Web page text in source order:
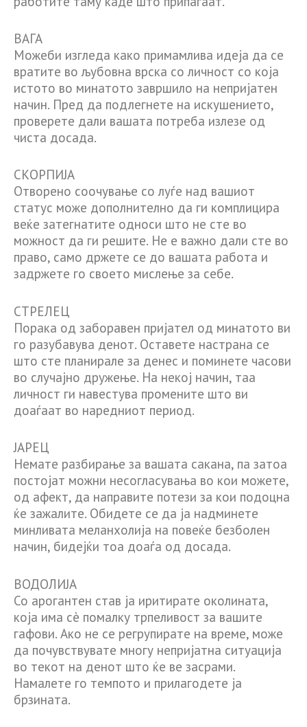
ВАГА
Можеби изгледа како примамлива идеја да се
вратите во љубовна врска со личност со која
истото во минатото завршило на непријатен
начин. Пред да подлегнете на искушението,
проверете дали вашата потреба излезе од
чиста досада.
СКОРПИЈА
Отворено соочување со луѓе над вашиот
статус може дополнително да ги комплицира
веќе затегнатите односи што не сте во
можност да ги решите. Не е важно дали сте во
право, само држете се до вашата работа и
задржете го своето мислење за себе.
СТРЕЛЕЦ
Порака од заборавен пријател од минатото ви
го разубавува денот. Оставете настрана се
што сте планирале за денес и поминете часови
во случајно дружење. На некој начин, таа
личност ги навестува промените што ви
доаѓаат во наредниот период.
ЈАРЕЦ
Немате разбирање за вашата сакана, па затоа
постојат можни несогласувања во кои можете,
од афект, да направите потези за кои подоцна
ќе зажалите. Обидете се да ја надминете
минливата меланхолија на повеќе безболен
начин, бидејќи тоа доаѓа од досада.
ВОДОЛИЈА
Со арогантен став ја иритирате околината,
која има сè помалку трпеливост за вашите
гафови. Ако не се регрупирате на време, може
да почувствувате многу непријатна ситуација
во текот на денот што ќе ве засрами.
Намалете го темпото и прилагодете ја
брзината.